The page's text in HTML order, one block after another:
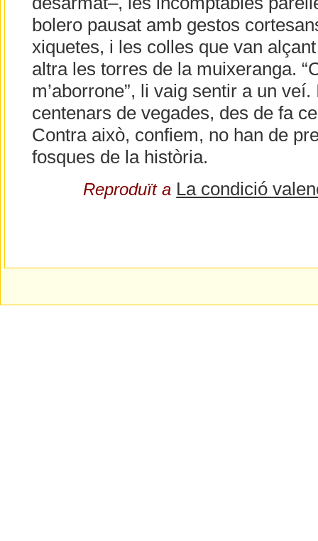
bolero pausat amb gestos
xiquetes, i les colles que van
altra les torres de la muixeranga.
m’aborrone”, li vaig sentir a un
centenars de vegades, des de fa
Contra això, confiem, no han de
fosques de la història.
Reproduït a La condició